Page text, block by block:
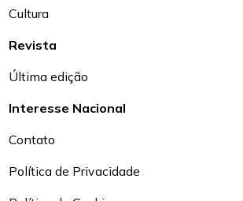
Cultura
Revista
Última edição
Interesse Nacional
Contato
Política de Privacidade